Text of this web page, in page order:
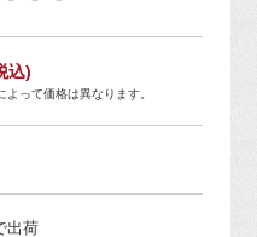
込)
って価格は異なります。
出荷